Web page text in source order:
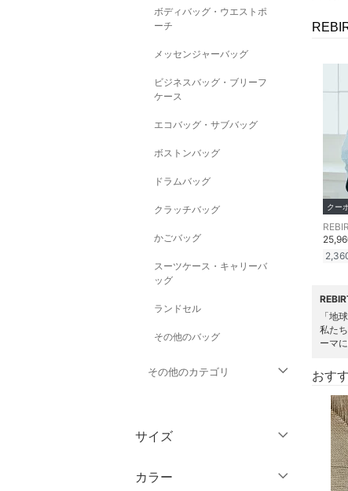
ボディバッグ・ウエストポ
ーチ
メッセンジャーバッグ
ビジネスバッグ・ブリーフ
ケース
エコバッグ・サブバッグ
ボストンバッグ
ドラムバッグ
クラッチバッグ
かごバッグ
スーツケース・キャリーバ
ッグ
ランドセル
その他のバッグ
その他のカテゴリ
ジャケット・アウター
パンツ
サイズ
カラー
クー
「地
私た
ーマ
おす